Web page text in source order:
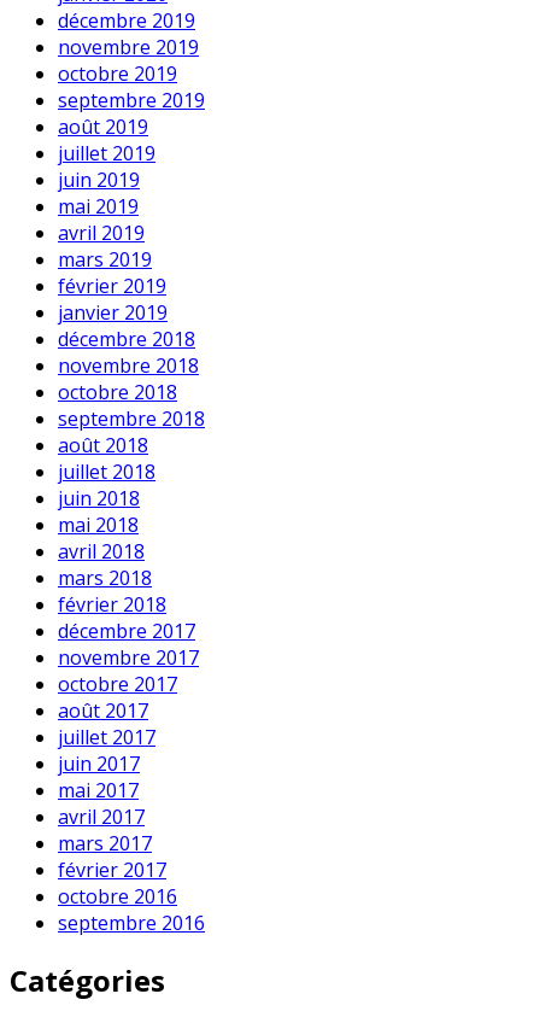
décembre 2019
novembre 2019
octobre 2019
septembre 2019
août 2019
juillet 2019
juin 2019
mai 2019
avril 2019
mars 2019
février 2019
janvier 2019
décembre 2018
novembre 2018
octobre 2018
septembre 2018
août 2018
juillet 2018
juin 2018
mai 2018
avril 2018
mars 2018
février 2018
décembre 2017
novembre 2017
octobre 2017
août 2017
juillet 2017
juin 2017
mai 2017
avril 2017
mars 2017
février 2017
octobre 2016
septembre 2016
Catégories